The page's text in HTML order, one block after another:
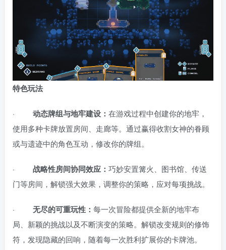
特色玩法
· 动态牌组与地牢建设： 在游戏过程中创建你的地牢，
使用多种卡牌放置房间、走廊等。通过赢得收割女神的眷顾
或与遗迹中的角色互动，修改你的牌组。
· 战略性房间协同效应： 巧妙安置篝火、图书馆、传送
门等房间，解锁强大效果，调整你的策略，应对每项挑战。
· 无尽的可重玩性： 每一次冒险都提供全新的地牢布
局、新颖的挑战以及不断演变的策略。解锁改变规则的修饰
符，发现隐藏的回响，随着每一次胜利扩展你的卡牌池。